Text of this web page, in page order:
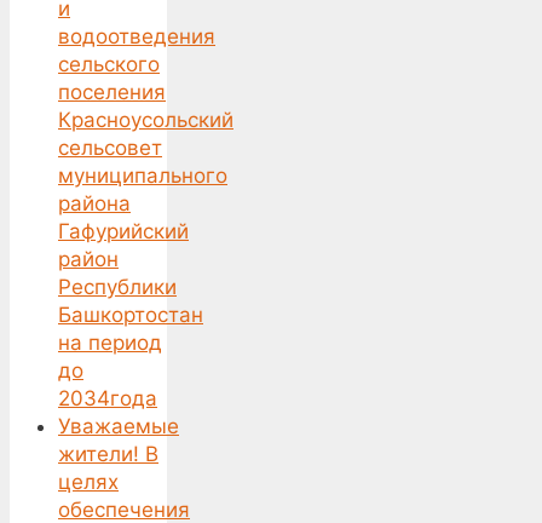
и
водоотведения
сельского
поселения
Красноусольский
сельсовет
муниципального
района
Гафурийский
район
Республики
Башкортостан
на период
до
2034года
Уважаемые
жители! В
целях
обеспечения